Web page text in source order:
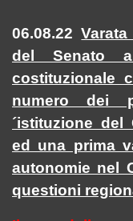
06.08.22
del Senato
costituzionale
numero dei
´istituzione
ed una prima
autonomie nel
questioni